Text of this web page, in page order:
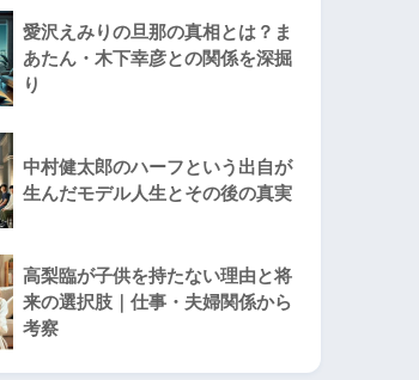
愛沢えみりの旦那の真相とは？ま
あたん・木下幸彦との関係を深掘
り
中村健太郎のハーフという出自が
生んだモデル人生とその後の真実
高梨臨が子供を持たない理由と将
来の選択肢｜仕事・夫婦関係から
考察